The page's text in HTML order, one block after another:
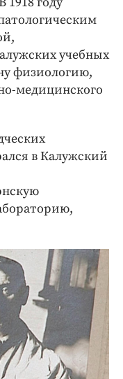
учебных
физиологию,
медицинского
в Калужский